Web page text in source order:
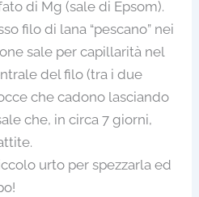
di Mg (sale di Epsom).
filo di lana “pescano” nei
sale per capillarità nel
del filo (tra i due
che cadono lasciando
che, in circa 7 giorni,
urto per spezzarla ed